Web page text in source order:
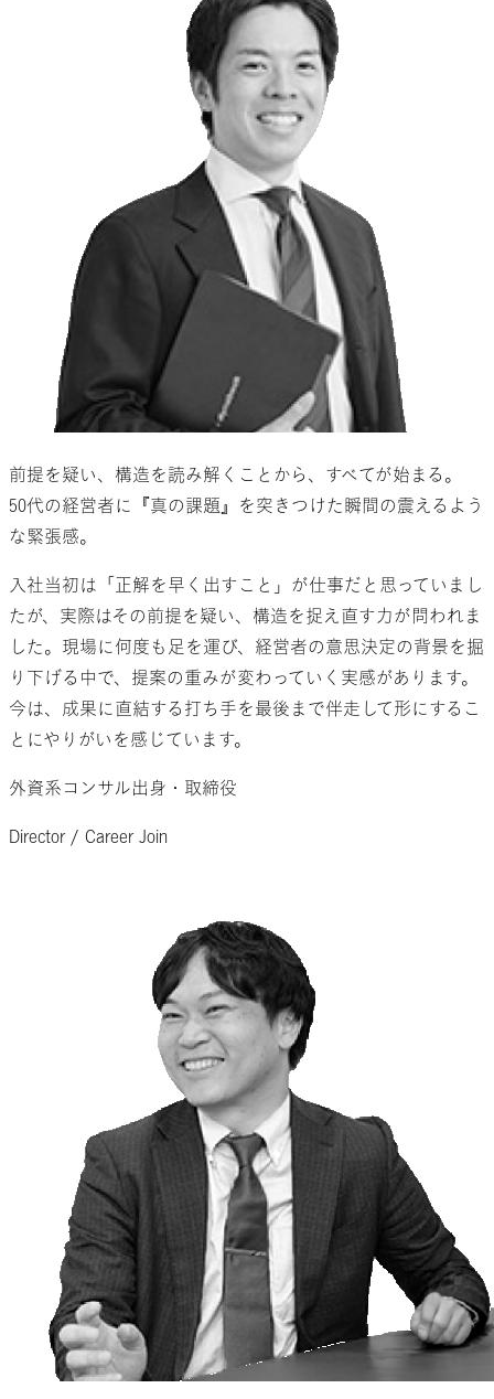
前提を疑い、構造を読み解くことから、すべてが始まる。
50代の経営者に『真の課題』を突きつけた瞬間の震えるよう
な緊張感。
入社当初は「正解を早く出すこと」が仕事だと思っていまし
たが、実際はその前提を疑い、構造を捉え直す力が問われま
した。現場に何度も足を運び、経営者の意思決定の背景を掘
り下げる中で、提案の重みが変わっていく実感があります。
今は、成果に直結する打ち手を最後まで伴走して形にするこ
とにやりがいを感じています。
外資系コンサル出身・ 取締役
Director / Career Join